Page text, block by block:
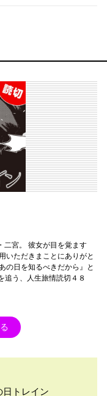
二宮。 彼女が目を覚ます
いただきまことにありがと
の日を知るべきだから』と
う、人生旅情読切４８
日トレイン